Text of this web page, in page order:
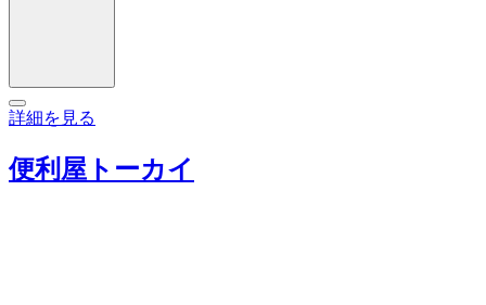
詳細を見る
便利屋トーカイ